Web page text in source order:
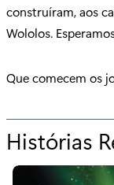
construíram, aos
Wololos.
Que comecem os
Histórias